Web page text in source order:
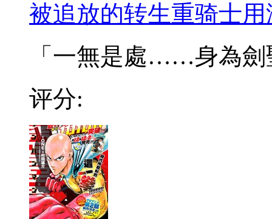
被追放的转生重骑士
「一無是處……身為劍
评分: